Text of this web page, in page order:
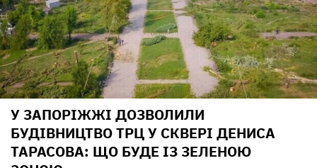
У ЗАПОРІЖЖІ ДОЗВОЛИЛИ
БУДІВНИЦТВО ТРЦ У СКВЕРІ ДЕНИСА
ТАРАСОВА: ЩО БУДЕ ІЗ ЗЕЛЕНОЮ